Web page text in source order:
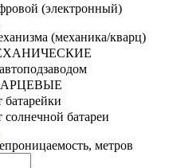
(электронный)
(механика/кварц)
батарейки
солнечной батареи
метров